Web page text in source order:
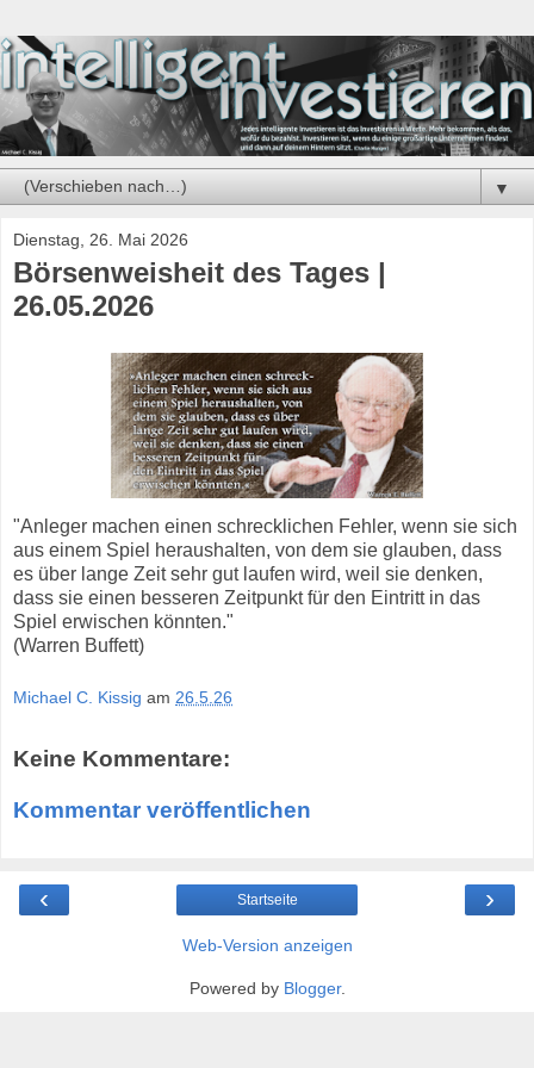
▼
Dienstag, 26. Mai 2026
Börsenweisheit des Tages |
26.05.2026
"Anleger machen einen schrecklichen Fehler, wenn sie sich
aus einem Spiel heraushalten, von dem sie glauben, dass
es über lange Zeit sehr gut laufen wird, weil sie denken,
dass sie einen besseren Zeitpunkt für den Eintritt in das
Spiel erwischen könnten."
(Warren Buffett)
Michael C. Kissig am 26.5.26
Keine Kommentare:
Kommentar veröffentlichen
‹ ›
Startseite
Web-Version anzeigen
Powered by Blogger.